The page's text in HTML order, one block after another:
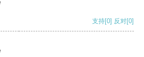
支持[0] 反对[0]